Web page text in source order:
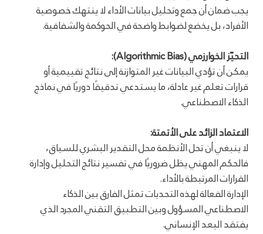
يجب ضمان أن جمع وتحليل بيانات الأداء لا ينتهك خصوصية
الأفراد، بل يخضع لضوابط واضحة في الحوكمة والشفافية.
التحيّز الخوارزمي (Algorithmic Bias):
يمكن أن تؤدي البيانات غير المتوازنة إلى نتائج تقييمية أو
قرارات تعلم غير عادلة، ما يستدعي تدقيقًا دوريًا في نماذج
الذكاء الاصطناعي.
الاعتماد الزائد على الأتمتة:
لا ينبغي أن تحل الأنظمة محل التقدير البشري للسياق،
فالحكم المهني يظل ضروريًا في تفسير نتائج التحليل وإدارة
القرارات المرتبطة بالأداء.
الإدارة الفعالة لهذه التحديات تمثل الفارق بين الذكاء
الاصطناعي المسؤول وبين التطبيق التقني المجرد الذي
يفتقد البعد الإنساني.